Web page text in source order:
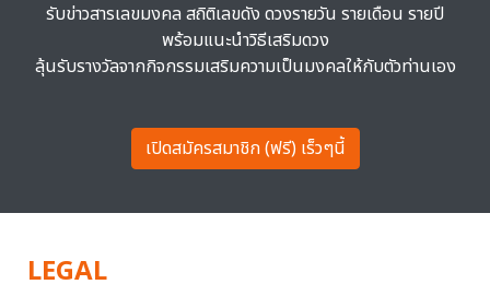
รับข่าวสารเลขมงคล สถิติเลขดัง ดวงรายวัน รายเดือน รายปี
พร้อมแนะนำวิธีเสริมดวง
ลุ้นรับรางวัลจากกิจกรรมเสริมความเป็นมงคลให้กับตัวท่านเอง
เปิดสมัครสมาชิก (ฟรี) เร็วๆนี้
LEGAL